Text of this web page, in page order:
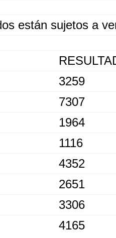
están sujetos a
3259
7307
1964
1116
4352
2651
3306
4165